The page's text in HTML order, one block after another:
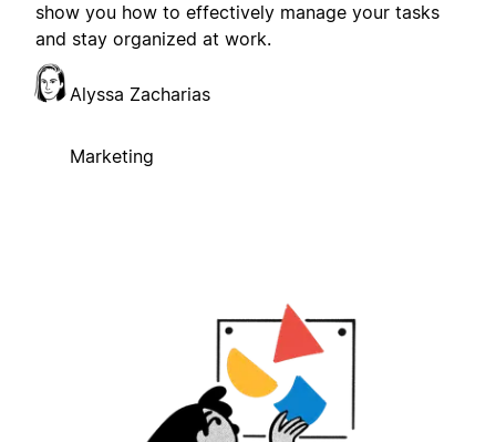
show you how to effectively manage your tasks
and stay organized at work.
Alyssa Zacharias
Marketing